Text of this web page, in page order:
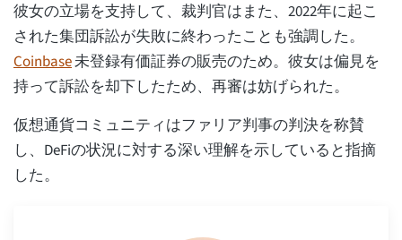
彼女の立場を支持して、裁判官はまた、2022年に起こ
された集団訴訟が失敗に終わったことも強調した。
Coinbase未登録有価証券の販売のため。彼女は偏見を
持って訴訟を却下したため、再審は妨げられた。
仮想通貨コミュニティはファリア判事の判決を称賛
し、DeFiの状況に対する深い理解を示していると指摘
した。